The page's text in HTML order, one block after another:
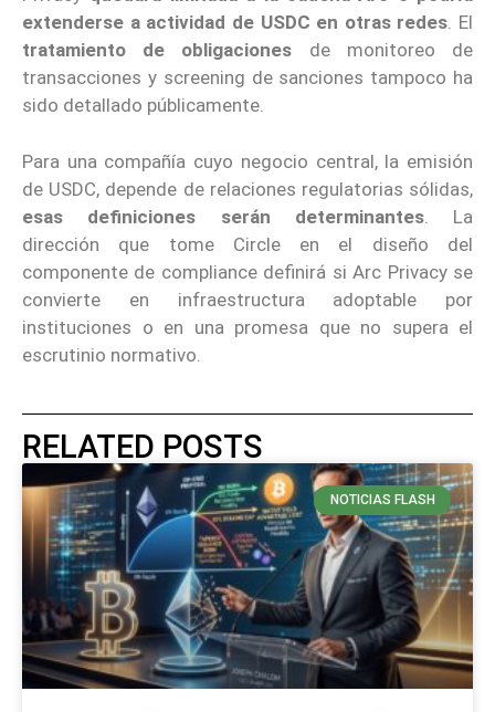
extenderse a actividad de USDC en otras redes. El
tratamiento de obligaciones de monitoreo de
transacciones y screening de sanciones tampoco ha
sido detallado públicamente.
Para una compañía cuyo negocio central, la emisión
de USDC, depende de relaciones regulatorias sólidas,
esas definiciones serán determinantes. La
dirección que tome Circle en el diseño del
componente de compliance definirá si Arc Privacy se
convierte en infraestructura adoptable por
instituciones o en una promesa que no supera el
escrutinio normativo.
RELATED POSTS
NOTICIAS FLASH